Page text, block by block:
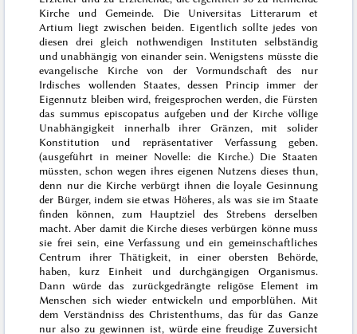
Kirche und Gemeinde. Die Universitas Litterarum et
Artium liegt zwischen beiden. Eigentlich sollte jedes von
diesen drei gleich nothwendigen Instituten selbständig
und unabhängig von einander sein. Wenigstens müsste die
evangelische Kirche von der Vormundschaft des nur
Irdisches wollenden Staates, dessen Princip immer der
Eigennutz bleiben wird, freigesprochen werden, die Fürsten
dassummus episcopatus aufgeben und der Kirche völlige
Unabhängigkeit innerhalb ihrer Gränzen, mit solider
Konstitution und repräsentativer Verfassung geben.
(ausgeführt in meiner Novelle: die Kirche.) Die Staaten
müssten, schon wegen ihres eigenen Nutzens dieses thun,
denn nur die Kirche verbürgt ihnen die loyale Gesinnung
der Bürger, indem sie etwas Höheres, als was sie im Staate
finden können, zum Hauptziel des Strebens derselben
macht. Aber damit die Kirche dieses verbürgen könne muss
sie frei sein, eine Verfassung und ein gemeinschaftliches
Centrum ihrer Thätigkeit, in einer obersten Behörde,
haben, kurz Einheit und durchgängigen Organismus.
Dann würde das zurückgedrängte religöse Element im
Menschen sich wieder entwickeln und emporblühen. Mit
dem Verständniss des Christenthums, das für das Ganze
nur also zu gewinnen ist, würde eine freudige Zuversicht